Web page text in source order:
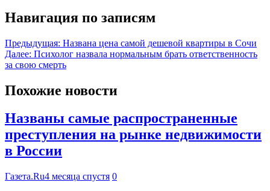
Навигация по записям
Предыдущая: Названа цена самой дешевой квартиры в Сочи
Далее: Психолог назвала нормальным брать ответственность
за свою смерть
Похожие новости
Названы самые распространенные
преступления на рынке недвижимости
в России
Газета.Ru4 месяца спустя 0